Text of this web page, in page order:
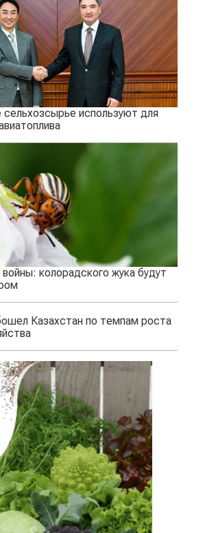
сельхозсырье используют для
колорадского жука будут
Казахстан по темпам роста